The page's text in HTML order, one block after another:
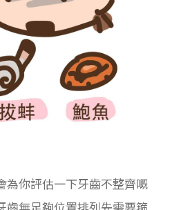
為你評估一下牙齒不整齊嘅